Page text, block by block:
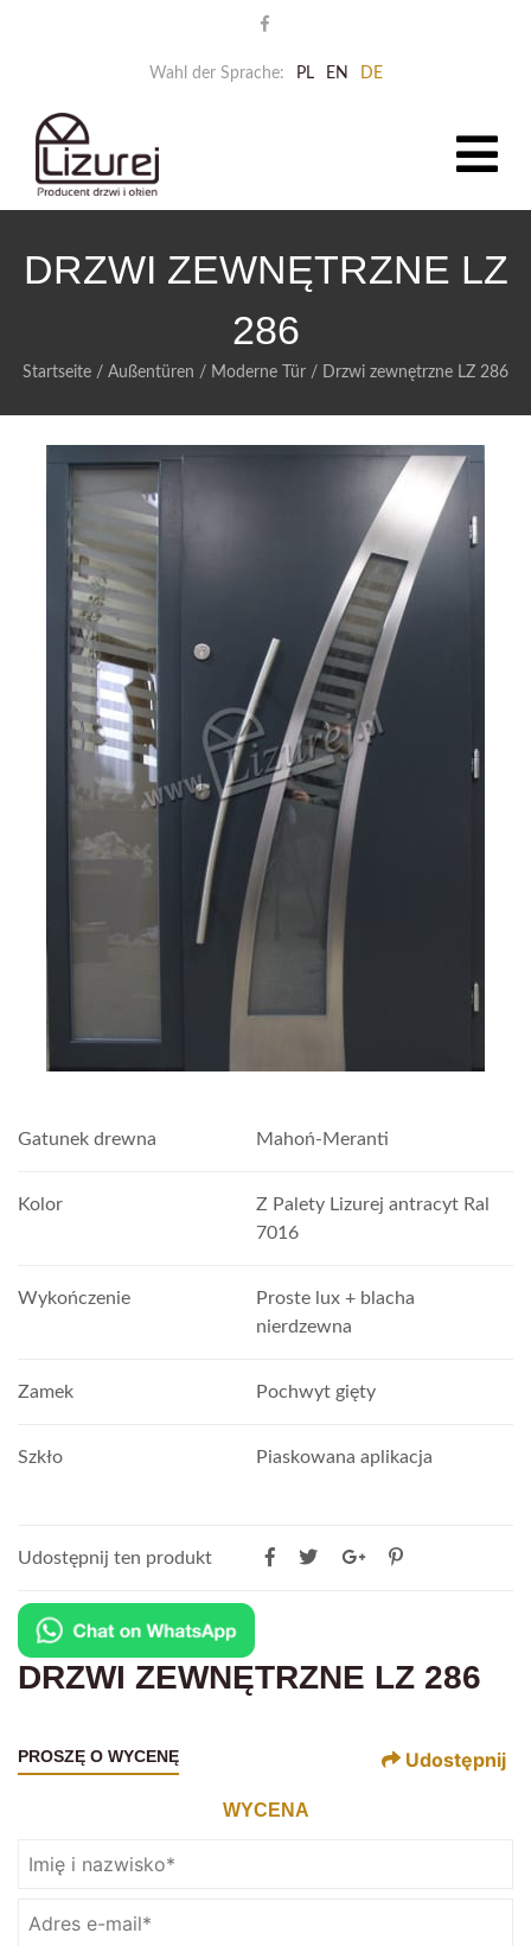
Wahl der Sprache: PL EN DE
DRZWI ZEWNĘTRZNE LZ
286
Startseite / Außentüren / Moderne Tür / Drzwi zewnętrzne LZ 286
Gatunek drewna Mahoń-Meranti
Kolor
Z Palety Lizurej antracyt Ral
7016
Wykończenie
Proste lux + blacha
nierdzewna
Zamek Pochwyt gięty
Szkło Piaskowana aplikacja
Udostępnij ten produkt
DRZWI ZEWNĘTRZNE LZ 286
PROSZĘ O WYCENĘ Udostępnij
WYCENA